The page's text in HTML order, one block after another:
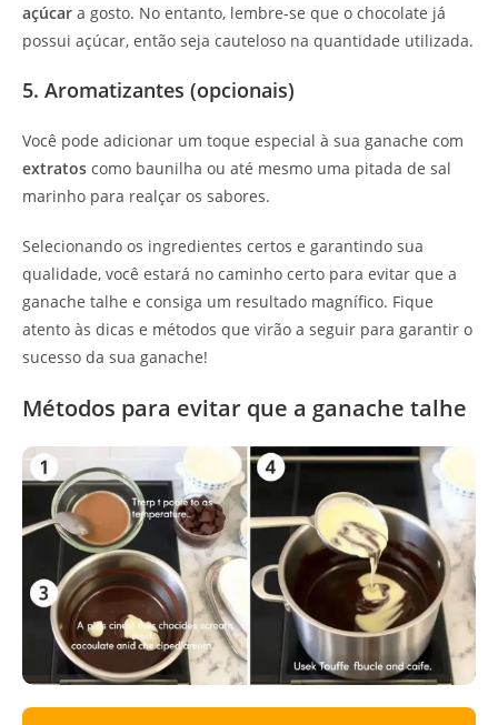
açúcar a gosto. No entanto, lembre-se que o chocolate já
possui açúcar, então seja cauteloso na quantidade utilizada.
5. Aromatizantes (opcionais)
Você pode adicionar um toque especial à sua ganache com
extratos como baunilha ou até mesmo uma pitada de sal
marinho para realçar os sabores.
Selecionando os ingredientes certos e garantindo sua
qualidade, você estará no caminho certo para evitar que a
ganache talhe e consiga um resultado magnífico. Fique
atento às dicas e métodos que virão a seguir para garantir o
sucesso da sua ganache!
Métodos para evitar que a ganache talhe